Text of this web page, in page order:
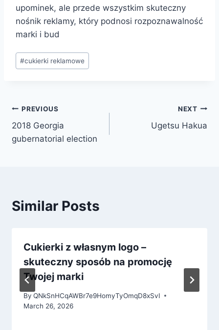
upominek, ale przede wszystkim skuteczny
nośnik reklamy, który podnosi rozpoznawalność
marki i bud
Post
Tags:
#cukierki reklamowe
Post
navigation
PREVIOUS
2018 Georgia
gubernatorial election
NEXT
Ugetsu Hakua
Similar Posts
Cukierki z własnym logo –
skuteczny sposób na promocję
Twojej marki
By QNkSnHCqAWBr7e9HomyTyOmqD8xSvI
March 26, 2026